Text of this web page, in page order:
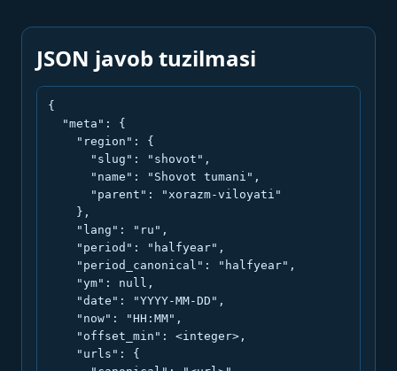
JSON javob tuzilmasi
{
  "meta": {
    "region": {
      "slug": "shovot",
      "name": "Shovot tumani",
      "parent": "xorazm-viloyati"
    },
    "lang": "ru",
    "period": "halfyear",
    "period_canonical": "halfyear",
    "ym": null,
    "date": "YYYY-MM-DD",
    "now": "HH:MM",
    "offset_min": <integer>,
    "urls": {